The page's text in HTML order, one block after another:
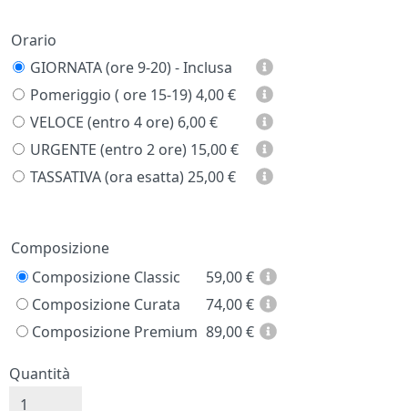
Orario
GIORNATA (ore 9-20) - Inclusa
Pomeriggio ( ore 15-19) 4,00 €
VELOCE (entro 4 ore) 6,00 €
URGENTE (entro 2 ore) 15,00 €
TASSATIVA (ora esatta) 25,00 €
Prezzo
Composizione
Composizione Classic
59,00€
Composizione Curata
74,00€
Composizione Premium 89,00€
Quantità